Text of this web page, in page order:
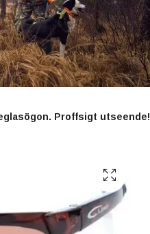
Proffsigt utseende!